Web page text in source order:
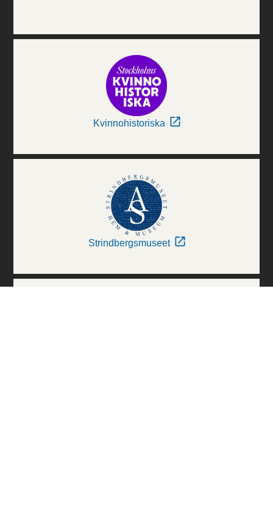
Kvinnohistoriska
Strindbergsmuseet